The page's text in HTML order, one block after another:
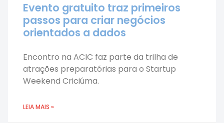
Evento gratuito traz primeiros
passos para criar negócios
orientados a dados
Encontro na ACIC faz parte da trilha de
atrações preparatórias para o Startup
Weekend Criciúma.
LEIA MAIS »